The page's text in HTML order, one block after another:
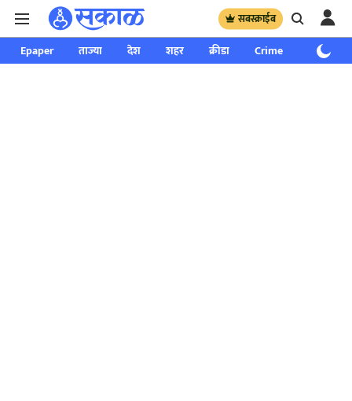
सबस्क्राईब
Epaper ताज्या देश शहर क्रीडा Crime साप्ताहिक